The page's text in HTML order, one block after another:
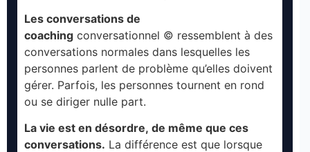
Les conversations de
coaching conversationnel © ressemblent à des
conversations normales dans lesquelles les
personnes parlent de problème qu’elles doivent
gérer. Parfois, les personnes tournent en rond
ou se diriger nulle part.
La vie est en désordre, de même que ces
conversations. La différence est que lorsque